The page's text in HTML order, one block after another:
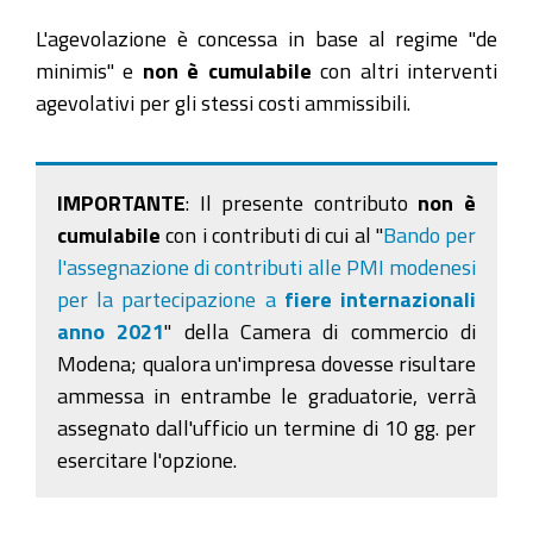
L'agevolazione è concessa in base al regime "de
minimis" e non è cumulabile con altri interventi
agevolativi per gli stessi costi ammissibili.
IMPORTANTE: Il presente contributo non è
cumulabile con i contributi di cui al "Bando per
l'assegnazione di contributi alle PMI modenesi
per la partecipazione a fiere internazionali
anno 2021" della Camera di commercio di
Modena; qualora un'impresa dovesse risultare
ammessa in entrambe le graduatorie, verrà
assegnato dall'ufficio un termine di 10 gg. per
esercitare l'opzione.